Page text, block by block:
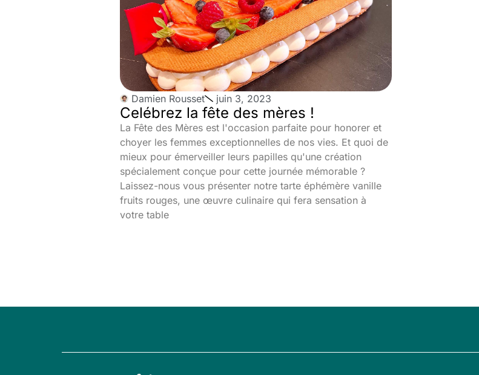
Damien Rousset juin 3, 2023
Celébrez la fête des mères !
La Fête des Mères est l'occasion parfaite pour honorer et
choyer les femmes exceptionnelles de nos vies. Et quoi de
mieux pour émerveiller leurs papilles qu'une création
spécialement conçue pour cette journée mémorable ?
Laissez-nous vous présenter notre tarte éphémère vanille
fruits rouges, une œuvre culinaire qui fera sensation à
votre table